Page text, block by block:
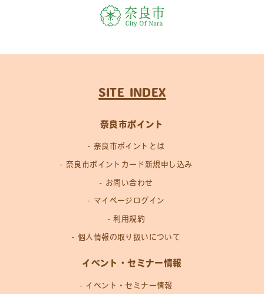
SITE INDEX
奈良市ポイント
奈良市ポイントとは
奈良市ポイントカード新規申し込み
お問い合わせ
マイページログイン
利用規約
個人情報の取り扱いについて
イベント・セミナー情報
イベント・セミナー情報